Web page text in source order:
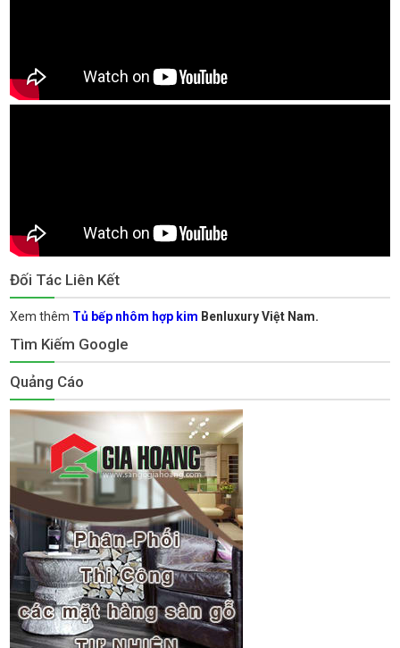
Đối Tác Liên Kết
Xem thêm Tủ bếp nhôm hợp kim Benluxury Việt Nam.
Tìm Kiếm Google
Quảng Cáo